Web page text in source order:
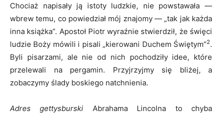
Chociaż napisały ją istoty ludzkie, nie powstawała —
wbrew temu, co powiedział mój znajomy — „tak jak każda
inna książka”. Apostoł Piotr wyraźnie stwierdził, że święci
ludzie Boży mówili i pisali „kierowani Duchem Świętym”2.
Byli pisarzami, ale nie od nich pochodziły idee, które
przelewali na pergamin. Przyjrzyjmy się bliżej, a
zobaczymy ślady boskiego natchnienia.
Adres gettysburski Abrahama Lincolna to chyba